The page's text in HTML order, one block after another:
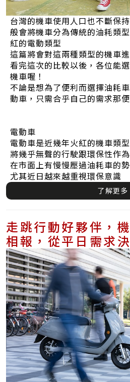
台灣的機車使用人口也不斷保
般會將機車分為傳統的油耗類
紅的電動類型
這篇將會對這兩種類型的機車
看完這次的比較以後，各位能
機車喔！
不論是想為了便利而選擇油耗
動車，只需合乎自己的需求那
電動車
電動車是近幾年火紅的機車類型
將幾乎無聲的行駛跟環保性作
在市面上有慢慢壓過油耗車的
尤其近日越來越重視環保意識
了解更多
走跳行動好夥伴，
相報，從平日需求
算考量